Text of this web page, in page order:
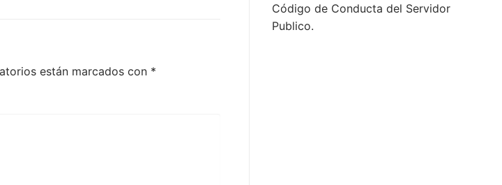
están marcados con *
Código de Conducta del Servidor
Publico.